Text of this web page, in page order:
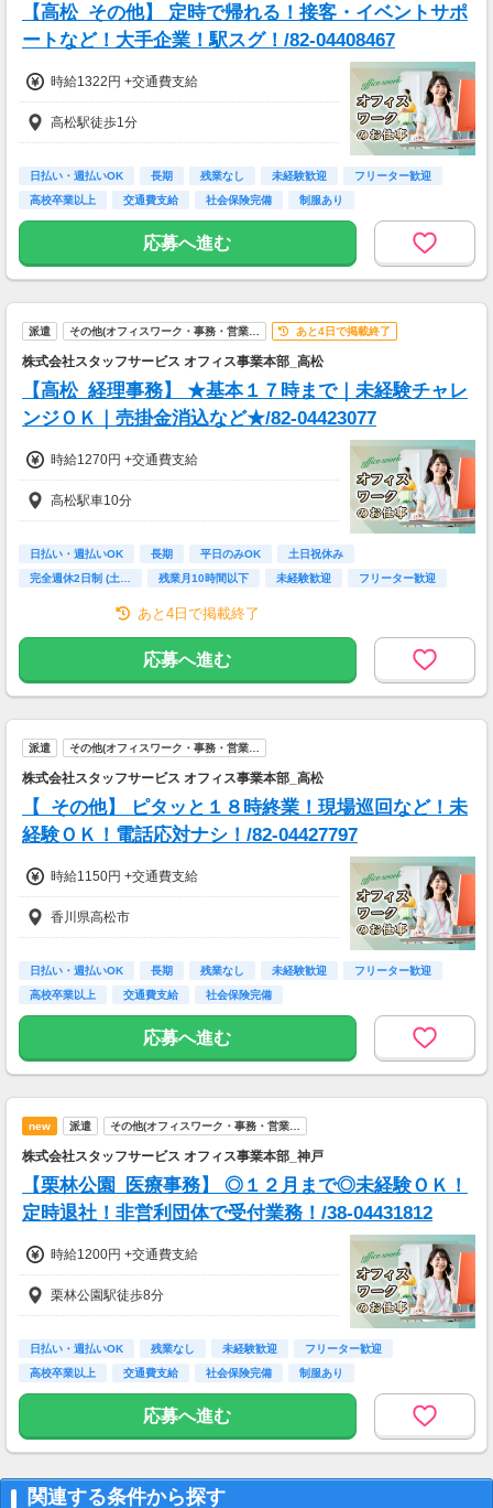
【高松_その他】 定時で帰れる！接客・イベントサポ
ートなど！大手企業！駅スグ！/82-04408467
時給1322円 +交通費支給
高松駅徒歩1分
日払い・週払いOK 長期 残業なし 未経験歓迎
フリーター歓迎
高校卒業以上
交通費支給 社会保険完備 制服あり
応募へ進む
派遣 その他(オフィスワーク・事務・営業… あと4日で掲載終了
株式会社スタッフサービス オフィス事業本部_高松
【高松_経理事務】 ★基本１７時まで｜未経験チャレ
ンジＯＫ｜売掛金消込など★/82-04423077
時給1270円 +交通費支給
高松駅車10分
日払い・週払いOK 長期 平日のみOK
土日祝休み
完全週休2日制 (土…
残業月10時間以下 未経験歓迎
フリーター歓迎
あと4日で掲載終了
応募へ進む
派遣 その他(オフィスワーク・事務・営業…
株式会社スタッフサービス オフィス事業本部_高松
【_その他】 ピタッと１８時終業！現場巡回など！未
経験ＯＫ！電話応対ナシ！/82-04427797
時給1150円 +交通費支給
香川県高松市
日払い・週払いOK 長期 残業なし 未経験歓迎
フリーター歓迎
高校卒業以上
交通費支給 社会保険完備
応募へ進む
new 派遣 その他(オフィスワーク・事務・営業…
株式会社スタッフサービス オフィス事業本部_神戸
【栗林公園_医療事務】 ◎１２月まで◎未経験ＯＫ！
定時退社！非営利団体で受付業務！/38-04431812
時給1200円 +交通費支給
栗林公園駅徒歩8分
日払い・週払いOK 残業なし 未経験歓迎
フリーター歓迎
高校卒業以上
交通費支給 社会保険完備
制服あり
PCスキルが身に付く
応募へ進む
関連する条件から探す